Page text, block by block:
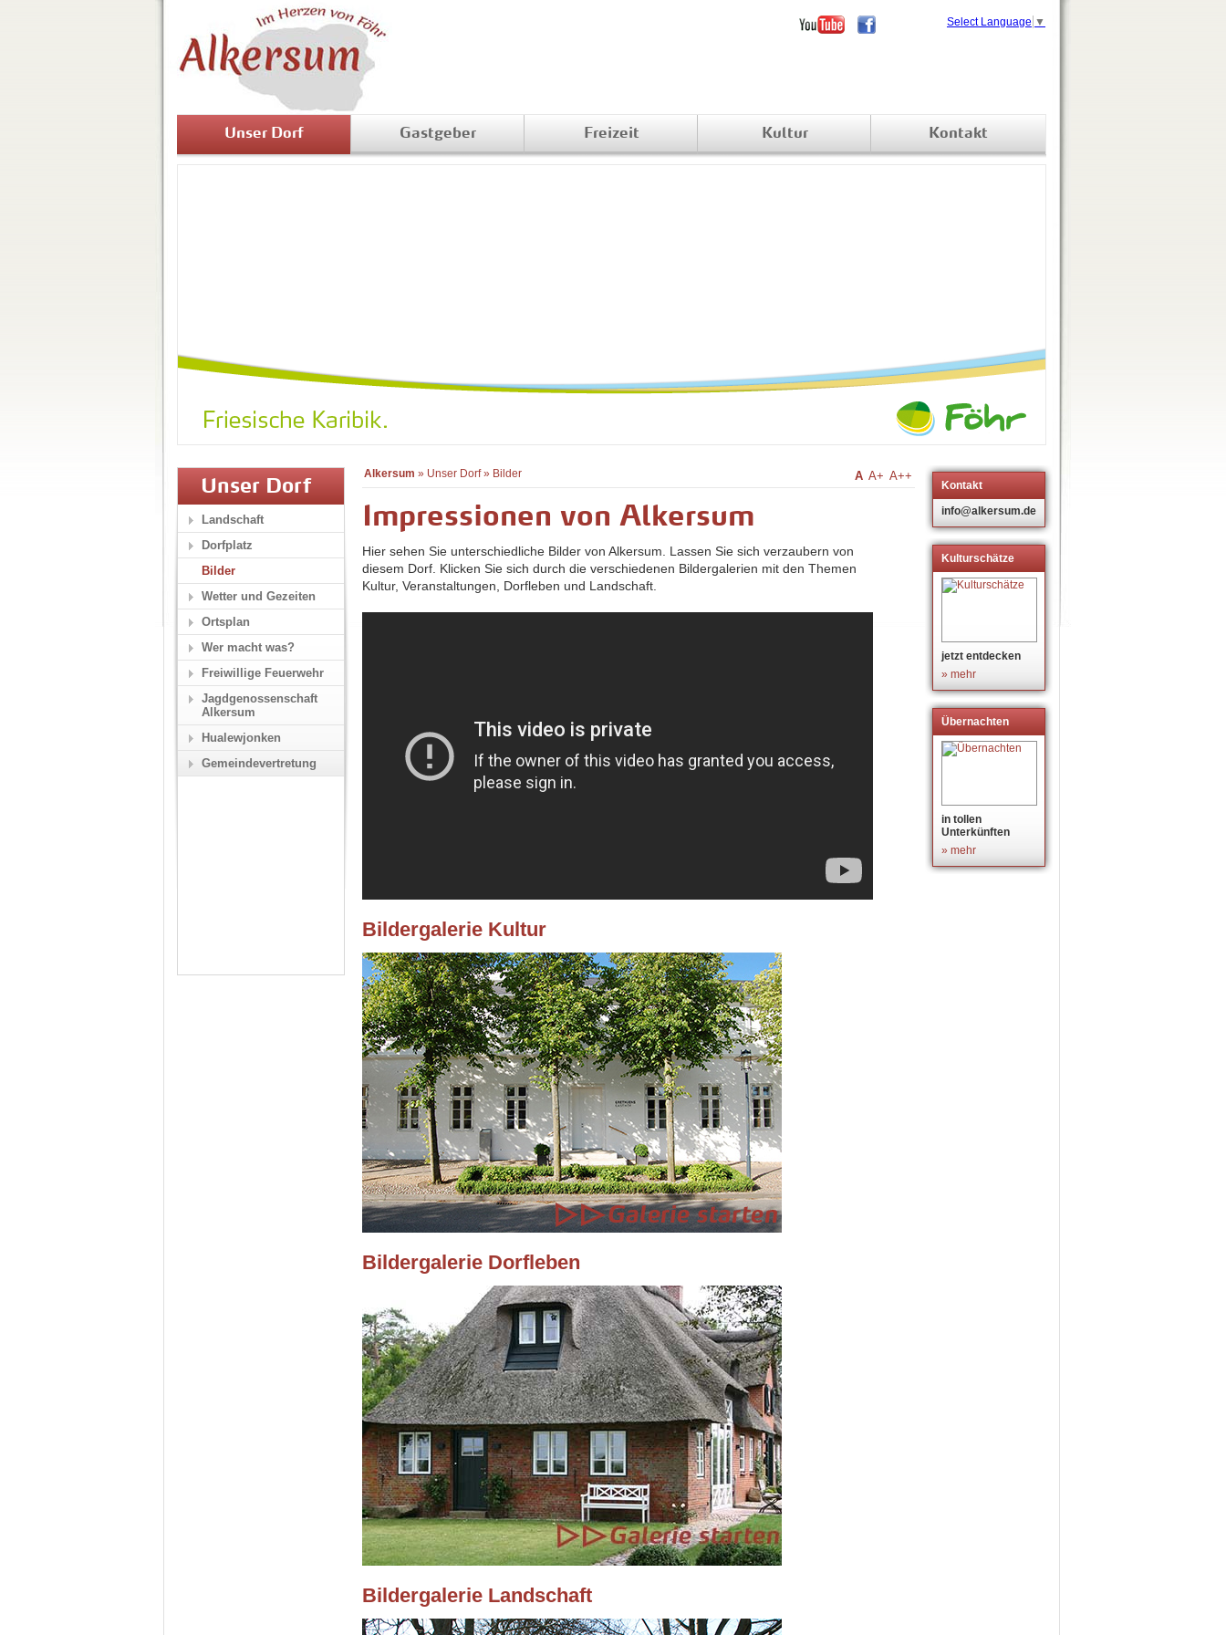
Unser Dorf Gastgeber Freizeit Kultur Kontakt
Alkersum » Unser Dorf» Bilder A A+ A++
Impressionen von Alkersum
Hier sehen Sie unterschiedliche Bilder von Alkersum. Lassen Sie sich verzaubern von
diesem Dorf. Klicken Sie sich durch die verschiedenen Bildergalerien mit den Themen
Kultur, Veranstaltungen, Dorfleben und Landschaft.
Bildergalerie Kultur
Bildergalerie Dorfleben
Bildergalerie Landschaft
Kontakt
info@alkersum.de
Kulturschätze
jetzt entdecken
» mehr
Übernachten
in tollen
Unterkünften
» mehr
Unser Dorf
Landschaft
Dorfplatz
Bilder
Wetter und Gezeiten
Ortsplan
Wer macht was?
Freiwillige Feuerwehr
Jagdgenossenschaft
Alkersum
Hualewjonken
Gemeindevertretung
Select Language ▼